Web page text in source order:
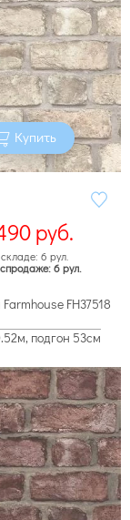
Купить
руб.
6 рул.
6 рул.
FH37518
подгон 53см